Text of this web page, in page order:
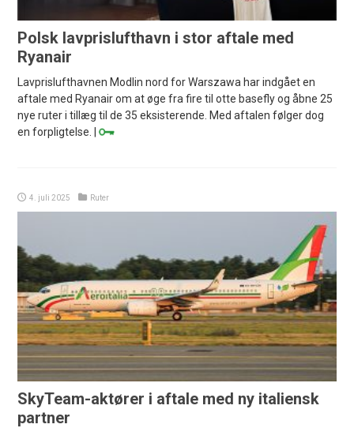
Polsk lavprislufthavn i stor aftale med
Ryanair
Lavprislufthavnen Modlin nord for Warszawa har indgået en
aftale med Ryanair om at øge fra fire til otte basefly og åbne 25
nye ruter i tillæg til de 35 eksisterende. Med aftalen følger dog
en forpligtelse. |
4. juli 2025 Ruter
SkyTeam-aktører i aftale med ny italiensk
partner